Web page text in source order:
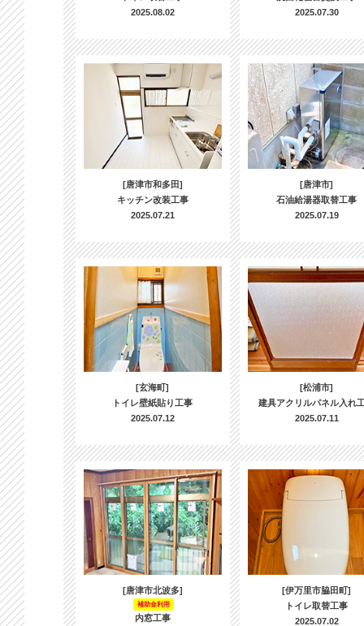
2025.08.02
2025.07.30
[唐津市和多田]
キッチン改装工事
2025.07.21
[唐津市]
石油給湯器取替工事
2025.07.19
[玄海町]
トイレ壁紙貼り工事
2025.07.12
[松浦市]
建具アクリルパネル入れ
2025.07.11
[唐津市北波多]
補助金利用
内窓工事
[伊万里市脇田町]
トイレ取替工事
2025.07.02